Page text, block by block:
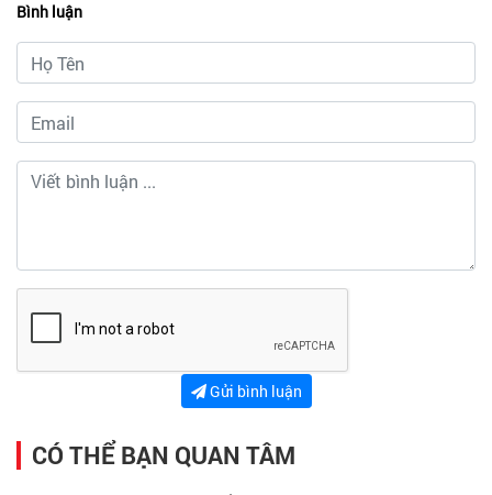
Bình luận
Gửi bình luận
CÓ THỂ BẠN QUAN TÂM